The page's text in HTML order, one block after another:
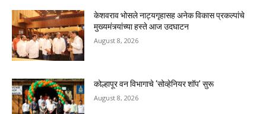
केशवराव भोसले नाट्यगृहासह अनेक विकास प्रकल्पांचे
मुख्यमंत्र्यांच्या हस्ते आज उदघाटन
August 8, 2026
कोल्हापूर वन विभागाचे ‘सोव्हेनियर शॉप’ सुरू
August 8, 2026